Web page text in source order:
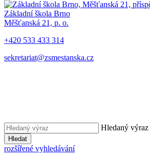
Základní škola Brno
Měšťanská 21, p. o.
+420 533 433 314
sekretariat@zsmestanska.cz
Hledaný výraz
Hledat
rozšířené vyhledávání